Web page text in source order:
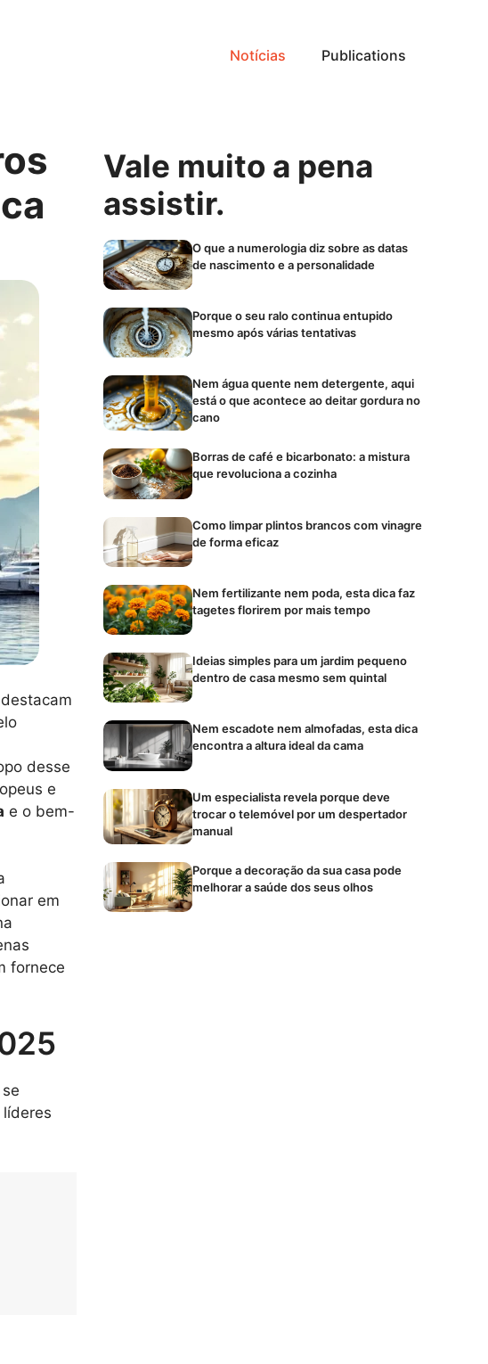
Notícias Publications
desse
e
e o bem-
em
fornece
Vale muito a pena
assistir.
O que a numerologia diz sobre as datas
de nascimento e a personalidade
Porque o seu ralo continua entupido
mesmo após várias tentativas
Nem água quente nem detergente, aqui
está o que acontece ao deitar gordura no
cano
Borras de café e bicarbonato: a mistura
que revoluciona a cozinha
Como limpar plintos brancos com vinagre
de forma eficaz
Nem fertilizante nem poda, esta dica faz
tagetes florirem por mais tempo
Ideias simples para um jardim pequeno
dentro de casa mesmo sem quintal
Nem escadote nem almofadas, esta dica
encontra a altura ideal da cama
Um especialista revela porque deve
trocar o telemóvel por um despertador
manual
Porque a decoração da sua casa pode
melhorar a saúde dos seus olhos